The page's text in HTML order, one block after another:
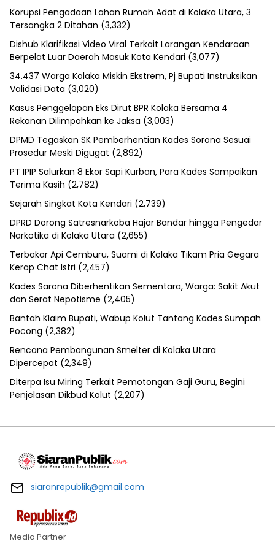
Korupsi Pengadaan Lahan Rumah Adat di Kolaka Utara, 3
Tersangka 2 Ditahan (3,332)
Dishub Klarifikasi Video Viral Terkait Larangan Kendaraan
Berpelat Luar Daerah Masuk Kota Kendari (3,077)
34.437 Warga Kolaka Miskin Ekstrem, Pj Bupati Instruksikan
Validasi Data (3,020)
Kasus Penggelapan Eks Dirut BPR Kolaka Bersama 4
Rekanan Dilimpahkan ke Jaksa (3,003)
DPMD Tegaskan SK Pemberhentian Kades Sorona Sesuai
Prosedur Meski Digugat (2,892)
PT IPIP Salurkan 8 Ekor Sapi Kurban, Para Kades Sampaikan
Terima Kasih (2,782)
Sejarah Singkat Kota Kendari (2,739)
DPRD Dorong Satresnarkoba Hajar Bandar hingga Pengedar
Narkotika di Kolaka Utara (2,655)
Terbakar Api Cemburu, Suami di Kolaka Tikam Pria Gegara
Kerap Chat Istri (2,457)
Kades Sarona Diberhentikan Sementara, Warga: Sakit Akut
dan Serat Nepotisme (2,405)
Bantah Klaim Bupati, Wabup Kolut Tantang Kades Sumpah
Pocong (2,382)
Rencana Pembangunan Smelter di Kolaka Utara
Dipercepat (2,349)
Diterpa Isu Miring Terkait Pemotongan Gaji Guru, Begini
Penjelasan Dikbud Kolut (2,207)
siaranrepublik@gmail.com
Media Partner